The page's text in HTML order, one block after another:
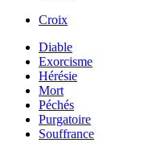
Croix
Diable
Exorcisme
Hérésie
Mort
Péchés
Purgatoire
Souffrance